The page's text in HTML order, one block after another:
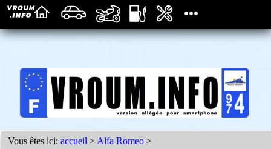
Vous êtes ici:accueil > Alfa Romeo >